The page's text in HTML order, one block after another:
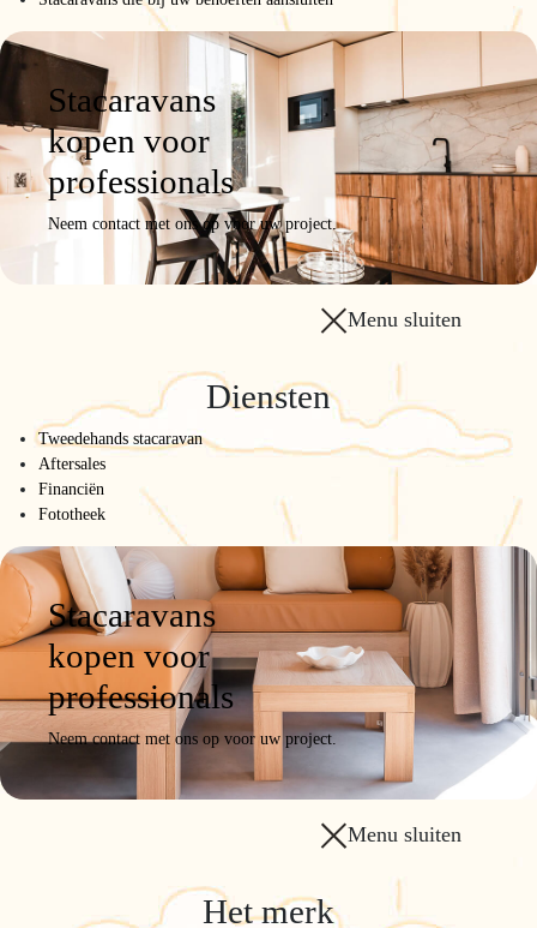
Stacaravans
kopen voor
professionals
Neem contact met ons op voor uw project.
Menu sluiten
Diensten
Tweedehands stacaravan
Aftersales
Financiën
Fototheek
Stacaravans
kopen voor
professionals
Neem contact met ons op voor uw project.
Menu sluiten
Het merk
GEDURFD
Productgegevens Foto’s/video Configureren
Een
offerte